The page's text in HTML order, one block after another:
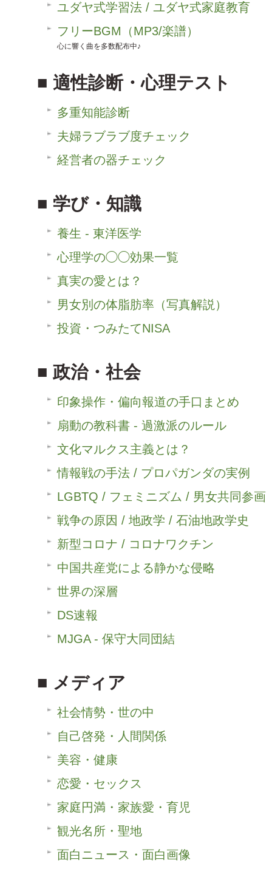
ユダヤ式学習法 / ユダヤ式家庭教育
フリーBGM（MP3/楽譜）
心に響く曲を多数配布中♪
適性診断・心理テスト
多重知能診断
夫婦ラブラブ度チェック
経営者の器チェック
学び・知識
養生 - 東洋医学
心理学の◯◯効果一覧
真実の愛とは？
男女別の体脂肪率（写真解説）
投資・つみたてNISA
政治・社会
印象操作・偏向報道の手口まとめ
扇動の教科書 - 過激派のルール
文化マルクス主義とは？
情報戦の手法 / プロパガンダの実例
LGBTQ / フェミニズム / 男女共同参画
戦争の原因 / 地政学 / 石油地政学史
新型コロナ / コロナワクチン
中国共産党による静かな侵略
世界の深層
DS速報
MJGA - 保守大同団結
メディア
社会情勢・世の中
自己啓発・人間関係
美容・健康
恋愛・セックス
家庭円満・家族愛・育児
観光名所・聖地
面白ニュース・面白画像